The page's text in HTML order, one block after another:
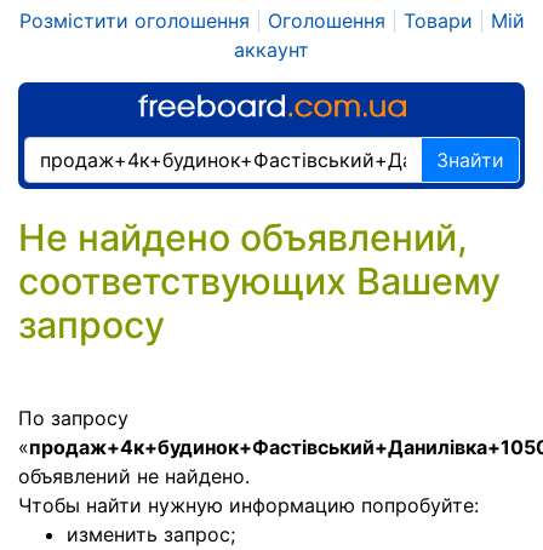
Розмістити оголошення Оголошення Товари
Мій
аккаунт
Знайти
Не найдено объявлений,
соответствующих Вашему
запросу
По запросу
«
объявлений не найдено.
Чтобы найти нужную информацию попробуйте:
изменить запрос;